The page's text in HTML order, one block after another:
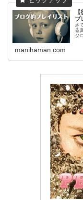
プ
さ
る
ジ
manihaman.com